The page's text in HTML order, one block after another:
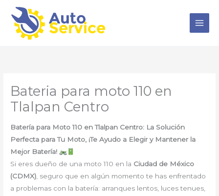
contenido
Bateria para moto 110 en
Tlalpan Centro
Batería para Moto 110 en Tlalpan Centro: La Solución
Perfecta para Tu Moto, ¡Te Ayudo a Elegir y Mantener la
Mejor Batería!
Si eres dueño de una moto 110 en la Ciudad de México
(CDMX), seguro que en algún momento te has enfrentado
a problemas con la batería: arranques lentos, luces tenues,